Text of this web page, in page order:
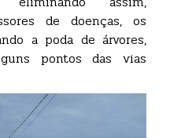
de doenças, os
a poda de árvores,
pontos das vias